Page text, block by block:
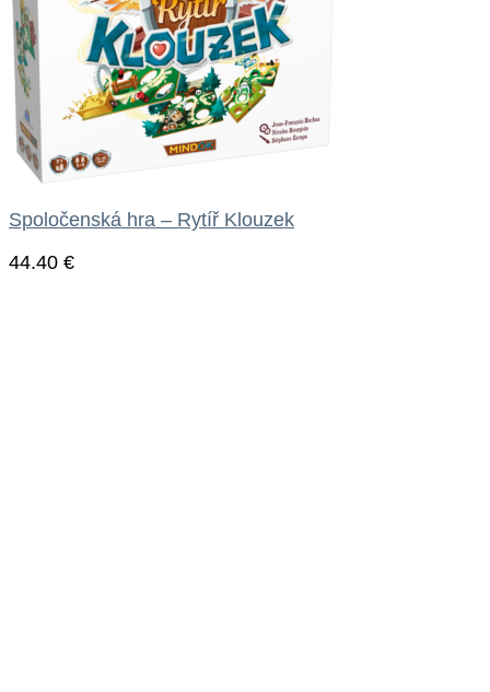
Spoločenská hra – Rytíř Klouzek
44.40 €